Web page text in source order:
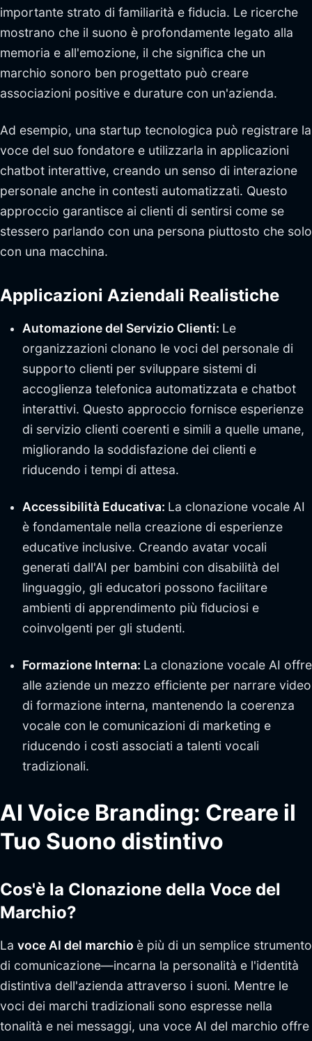
importante strato di familiarità e fiducia. Le ricerche
mostrano che il suono è profondamente legato alla
memoria e all'emozione, il che significa che un
marchio sonoro ben progettato può creare
associazioni positive e durature con un'azienda.
Ad esempio, una startup tecnologica può registrare la
voce del suo fondatore e utilizzarla in applicazioni
chatbot interattive, creando un senso di interazione
personale anche in contesti automatizzati. Questo
approccio garantisce ai clienti di sentirsi come se
stessero parlando con una persona piuttosto che solo
con una macchina.
Applicazioni Aziendali Realistiche
Automazione del Servizio Clienti: Le
organizzazioni clonano le voci del personale di
supporto clienti per sviluppare sistemi di
accoglienza telefonica automatizzata e chatbot
interattivi. Questo approccio fornisce esperienze
di servizio clienti coerenti e simili a quelle umane,
migliorando la soddisfazione dei clienti e
riducendo i tempi di attesa.
Accessibilità Educativa: La clonazione vocale AI
è fondamentale nella creazione di esperienze
educative inclusive. Creando avatar vocali
generati dall'AI per bambini con disabilità del
linguaggio, gli educatori possono facilitare
ambienti di apprendimento più fiduciosi e
coinvolgenti per gli studenti.
Formazione Interna: La clonazione vocale AI offre
alle aziende un mezzo efficiente per narrare video
di formazione interna, mantenendo la coerenza
vocale con le comunicazioni di marketing e
riducendo i costi associati a talenti vocali
tradizionali.
AI Voice Branding: Creare il
Tuo Suono distintivo
Cos'è la Clonazione della Voce del
Marchio?
La voce AI del marchio è più di un semplice strumento
di comunicazione—incarna la personalità e l'identità
distintiva dell'azienda attraverso i suoni. Mentre le
voci dei marchi tradizionali sono espresse nella
tonalità e nei messaggi, una voce AI del marchio offre